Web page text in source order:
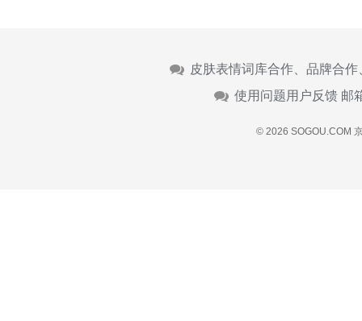
皮肤表情词库合作、品牌合
使用问题用户反馈 邮
© 2026 SOGOU.COM